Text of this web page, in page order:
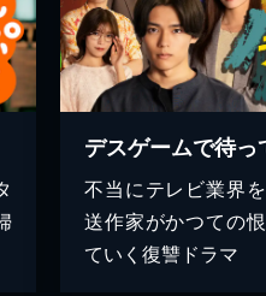
デスゲームで待っ
不当にテレビ業界
送作家がかつての
ていく復讐ドラマ